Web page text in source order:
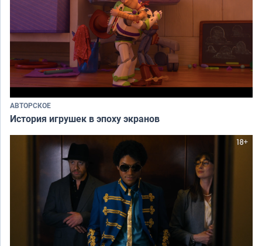
АВТОРСКОЕ
История игрушек в эпоху экранов